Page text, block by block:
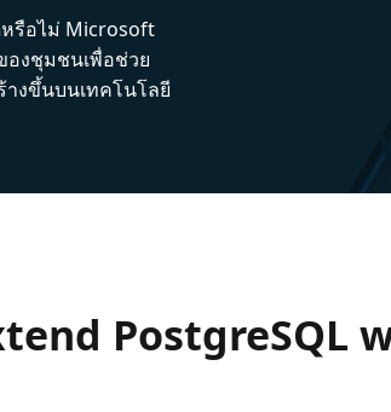
รือไม่ Microsoft
องชุมชนเพื่อช่วย
งขึ้นบนเทคโนโลยี
PostgreSQL